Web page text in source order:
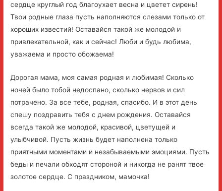
сердце круглый год благоухает весна и цветет сирень!
Твои родные глаза пусть наполняются слезами только от
хороших известий! Оставайся такой же молодой и
привлекательной, как и сейчас! Люби и будь любима,
уважаема и просто обожаема!
Дорогая мама, моя самая родная и любимая! Сколько
ночей было тобой недоспано, сколько нервов и сил
потрачено. За все тебе, родная, спасибо. И в этот день
спешу поздравить тебя с днем рождения. Оставайся
всегда такой же молодой, красивой, цветущей и
улыбчивой. Пусть жизнь будет наполнена только
приятными моментами и незабываемыми эмоциями. Пусть
беды и печали обходят стороной и никогда не ранят твое
золотое сердце. С праздником, мамочка!